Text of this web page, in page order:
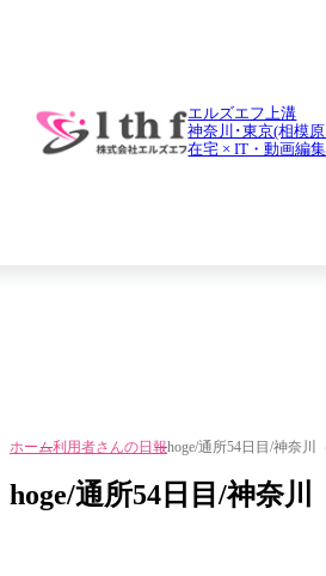
エルズエフ上溝
神奈川･東京(相模
在宅 × IT・動画編
ホーム利用者さんの日報hoge/通所54日目/神奈
hoge/通所54日目/神奈